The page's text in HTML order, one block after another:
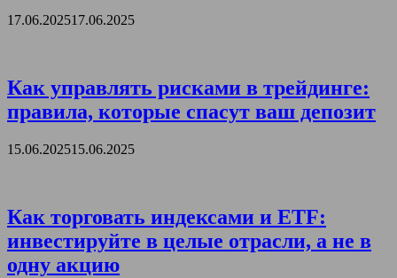
17.06.202517.06.2025
Как управлять рисками в трейдинге:
правила, которые спасут ваш депозит
15.06.202515.06.2025
Как торговать индексами и ETF:
инвестируйте в целые отрасли, а не в
одну акцию